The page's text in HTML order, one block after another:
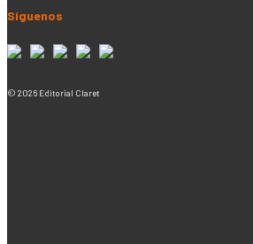
Síguenos
© 2026 Editorial Claret